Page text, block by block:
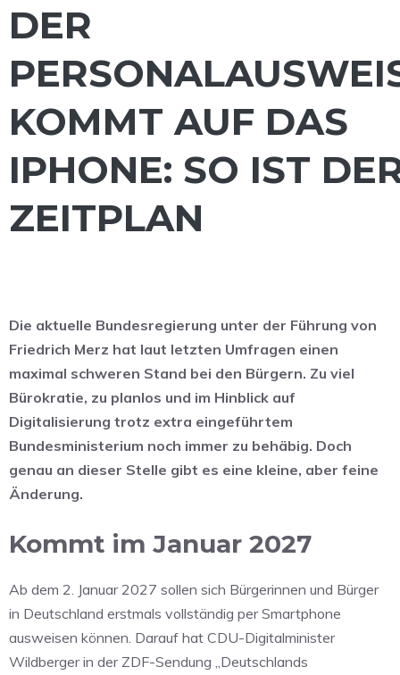
DER
KOMMT AUF DAS
IPHONE: SO IST
ZEITPLAN
Die aktuelle Bundesregierung unter der Führung von
Friedrich Merz hat laut letzten Umfragen einen
maximal schweren Stand bei den Bürgern. Zu viel
Bürokratie, zu planlos und im Hinblick auf
Digitalisierung trotz extra eingeführtem
Bundesministerium noch immer zu behäbig. Doch
genau an dieser Stelle gibt es eine kleine, aber feine
Änderung.
Kommt im Januar 2027
Ab dem 2. Januar 2027 sollen sich Bürgerinnen und Bürger
in Deutschland erstmals vollständig per Smartphone
ausweisen können. Darauf hat CDU-Digitalminister
Wildberger in der ZDF-Sendung „Deutschlands